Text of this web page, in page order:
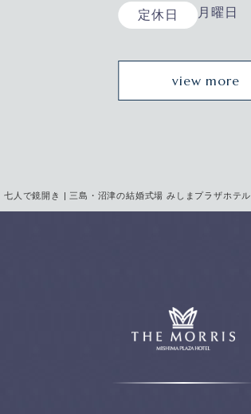
七人で鏡開き | 三島・沼津の結婚式場 みしまプラザホテル
定休日 月曜日
view more